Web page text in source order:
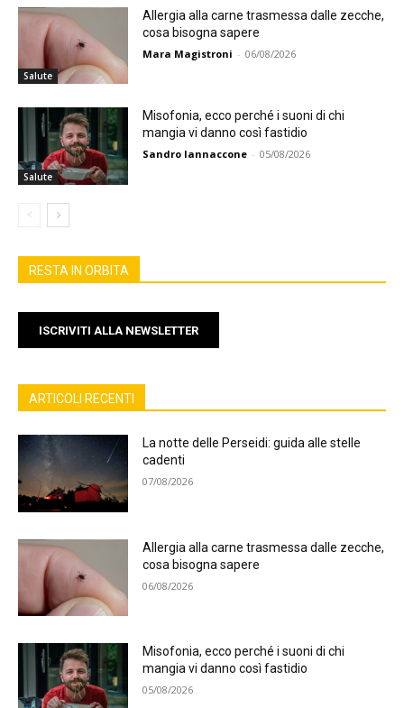
Salute
Allergia alla carne trasmessa dalle zecche,
cosa bisogna sapere
Mara Magistroni - 06/08/2026
Salute
Misofonia, ecco perché i suoni di chi
mangia vi danno così fastidio
Sandro Iannaccone - 05/08/2026
RESTA IN ORBITA
ISCRIVITI ALLA NEWSLETTER
ARTICOLI RECENTI
La notte delle Perseidi: guida alle stelle
cadenti
07/08/2026
Allergia alla carne trasmessa dalle zecche,
cosa bisogna sapere
06/08/2026
Misofonia, ecco perché i suoni di chi
mangia vi danno così fastidio
05/08/2026